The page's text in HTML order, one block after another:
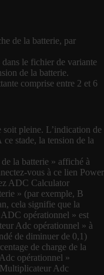
de la batterie, par
le fichier de variante
de la batterie.
comprise entre 2 et 6
soit pleine. L’indication de
stade, la tension de la
la batterie » affiché à
vous à ce lien Power
ADC Calculator
» (par exemple, B
cela signifie que la
opérationnel » est
Adc opérationnel » à
de diminuer de 0,1)
de charge de la
opérationnel »
Adc